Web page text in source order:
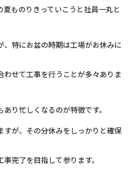
ものりきっていこうと社員一丸と
、特にお盆の時期は工場がお休みに
せて工事を行うことが多々ありま
り忙しくなるのが特徴です。
が、その分休みをしっかりと確保
完了を目指して参ります。